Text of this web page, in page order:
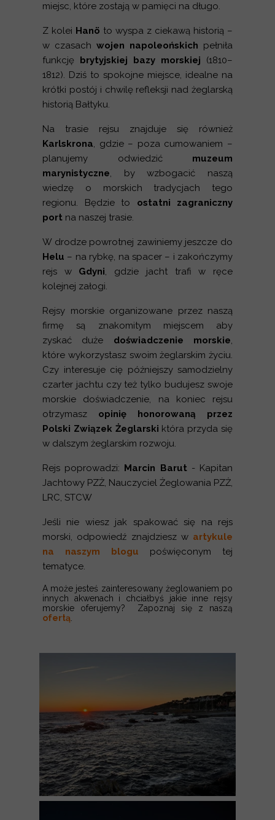
miejsc, które zostają w pamięci na długo.
Z kolei Hanö to wyspa z ciekawą historią –
w czasach wojen napoleońskich pełniła
funkcję brytyjskiej bazy morskiej (1810–
1812). Dziś to spokojne miejsce, idealne na
krótki postój i chwilę refleksji nad żeglarską
historią Bałtyku.
Na trasie rejsu znajduje się również
Karlskrona, gdzie – poza cumowaniem –
planujemy odwiedzić muzeum
marynistyczne, by wzbogacić naszą
wiedzę o morskich tradycjach tego
regionu. Będzie to ostatni zagraniczny
port na naszej trasie.
W drodze powrotnej zawiniemy jeszcze do
Helu – na rybkę, na spacer – i zakończymy
rejs w Gdyni, gdzie jacht trafi w ręce
kolejnej załogi.
Rejsy morskie organizowane przez naszą
firmę są znakomitym miejscem aby
zyskać duże doświadczenie morskie,
które wykorzystasz swoim żeglarskim życiu.
Czy interesuje cię późniejszy samodzielny
czarter jachtu czy też tylko budujesz swoje
morskie doświadczenie, na koniec rejsu
otrzymasz opinię honorowaną przez
Polski Związek Żeglarski która przyda się
w dalszym żeglarskim rozwoju.
Rejs poprowadzi: Marcin Barut- Kapitan
Jachtowy PZŻ, Nauczyciel Żeglowania PZŻ,
LRC, STCW
Jeśli nie wiesz jak spakować się na rejs
morski, odpowiedź znajdziesz w artykule
na naszym blogu poświęconym tej
tematyce.
A może jesteś zainteresowany żeglowaniem po
innych akwenach i chciałbyś jakie inne rejsy
morskie oferujemy? Zapoznaj się z naszą
ofertą